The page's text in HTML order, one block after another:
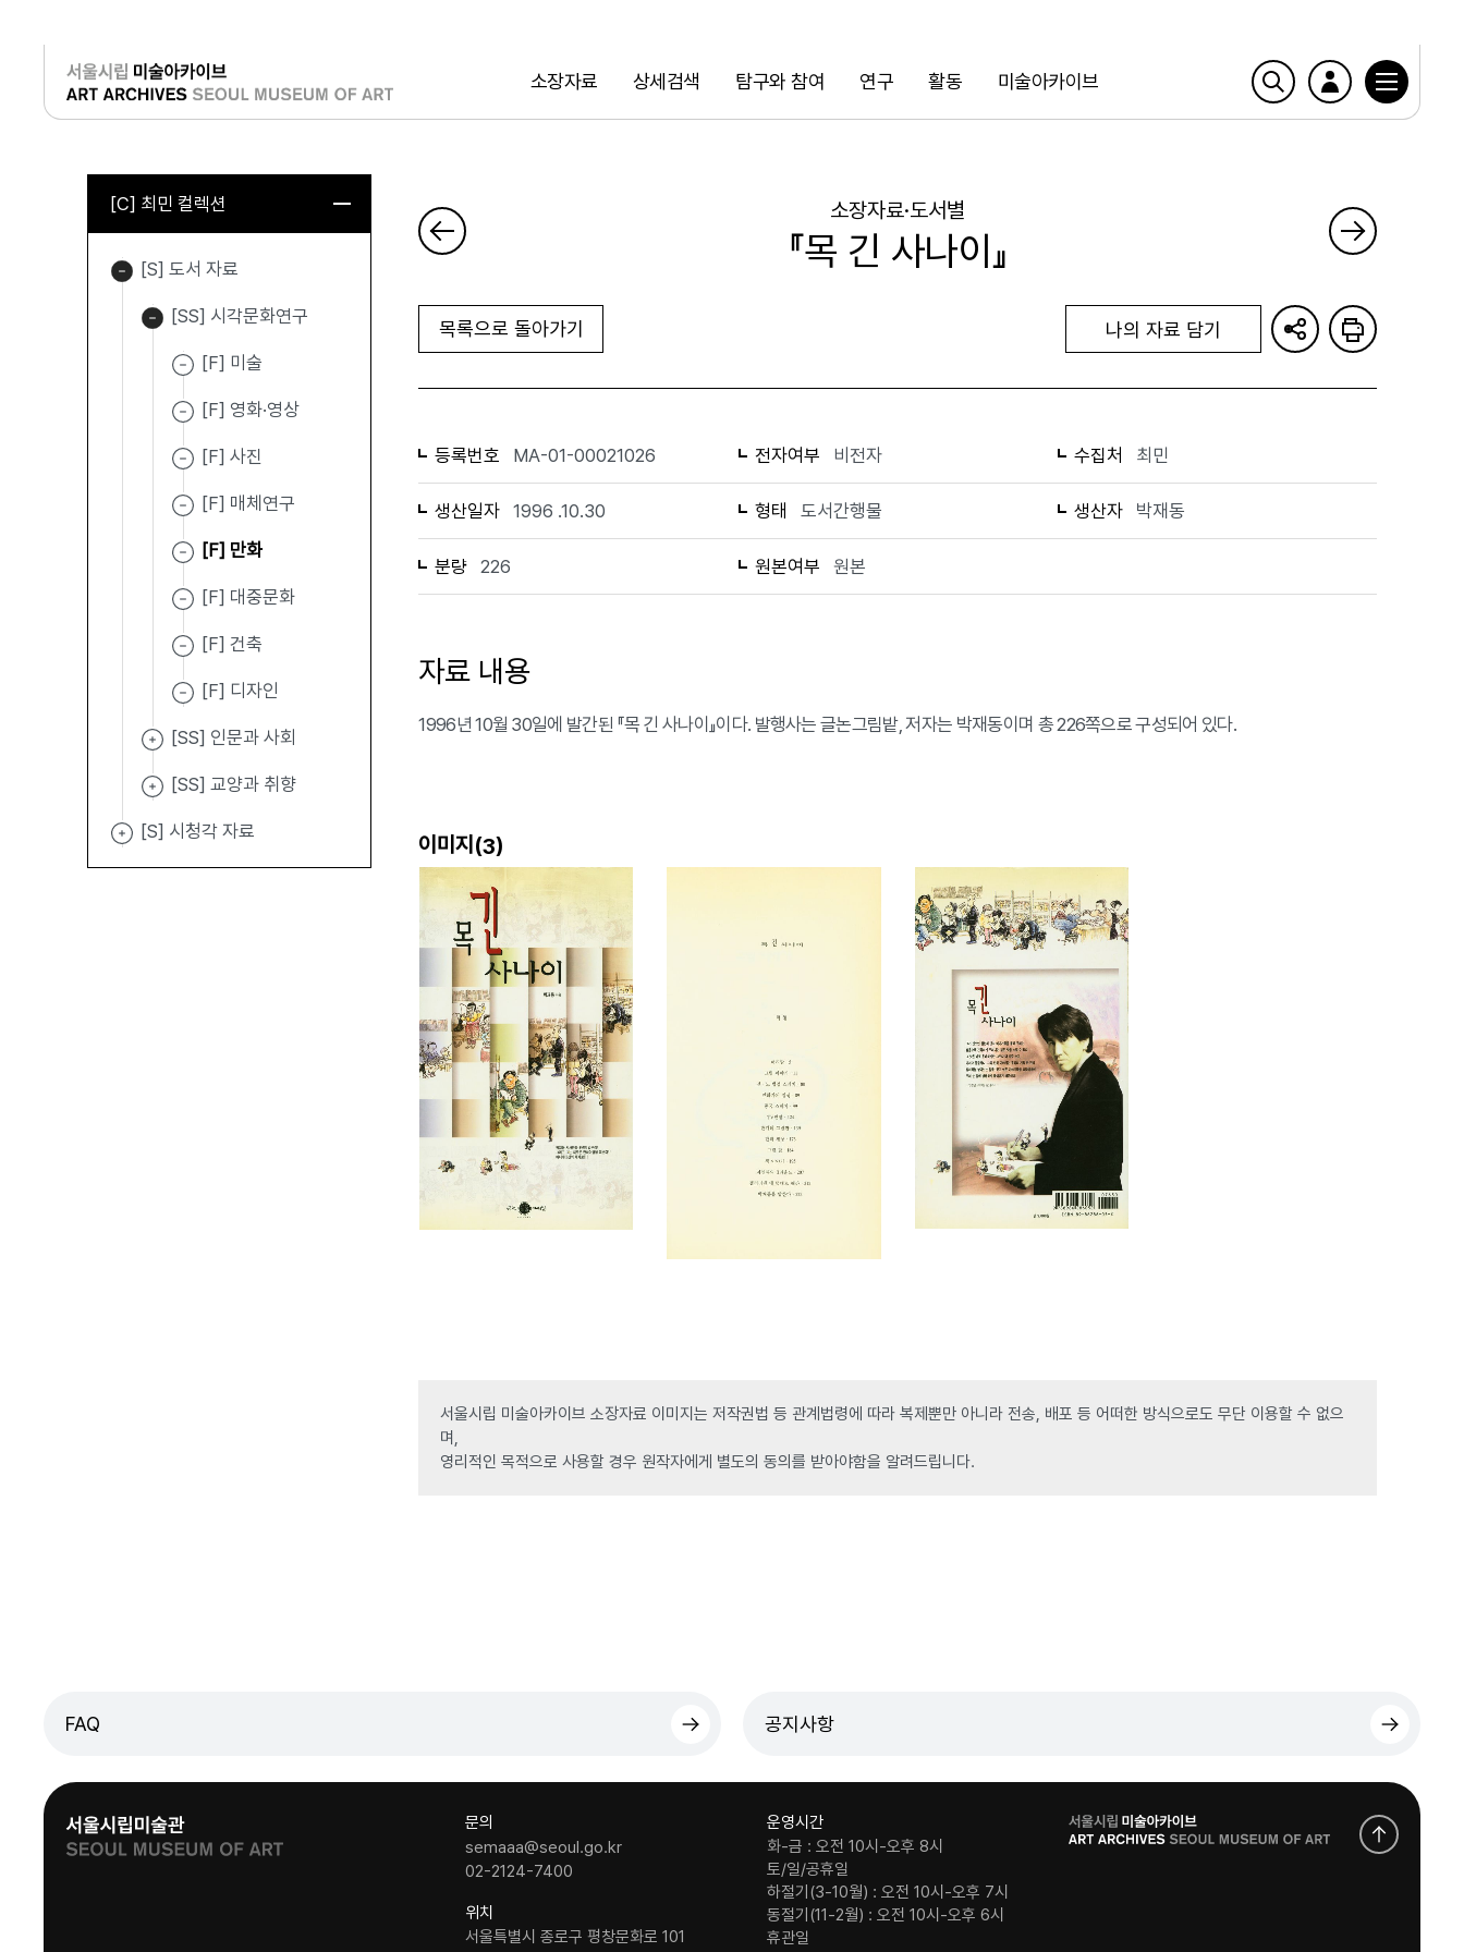
소장자료 상세검색 탐구와 참여 연구 활동 미술아카이브
검색
로그인
[C] 최민 컬렉션
[S] 도서 자료
[SS] 시각문화연구
[F] 미술
[F] 영화·영상
[F] 사진
[F] 매체연구
[F] 만화
[F] 대중문화
[F] 건축
[F] 디자인
[SS] 인문과 사회
[SS] 교양과 취향
[S] 시청각 자료
소장자료·도서별
『목 긴 사나이』
목록으로 돌아가기 나의 자료 담기
등록번호 MA-01-00021026 전자여부 비전자 수집처 최민
생산일자 1996 .10.30 형태 도서간행물 생산자 박재동
분량 226 원본여부 원본
자료 내용
1996년 10월 30일에 발간된 『목 긴 사나이』이다. 발행사는 글논그림밭, 저자는 박재동이며 총 226쪽으로 구성되어 있다.
이미지(3)
서울시립 미술아카이브 소장자료 이미지는 저작권법 등 관계법령에 따라 복제뿐만 아니라 전송, 배포 등 어떠한 방식으로도 무단 이용할 수 없으
며,
영리적인 목적으로 사용할 경우 원작자에게 별도의 동의를 받아야함을 알려드립니다.
FAQ 공지사항
문의
semaaa@seoul.go.kr
02-2124-7400
위치
서울특별시 종로구 평창문화로 101
운영시간
화-금 : 오전 10시-오후 8시
토/일/공휴일
하절기(3-10월) : 오전 10시-오후 7시
동절기(11-2월) : 오전 10시-오후 6시
휴관일
로
고